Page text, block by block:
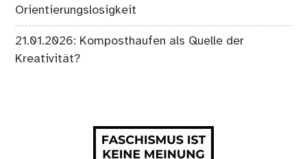
Orientierungslosigkeit
21.01.2026: Komposthaufen als Quelle der
Kreativität?